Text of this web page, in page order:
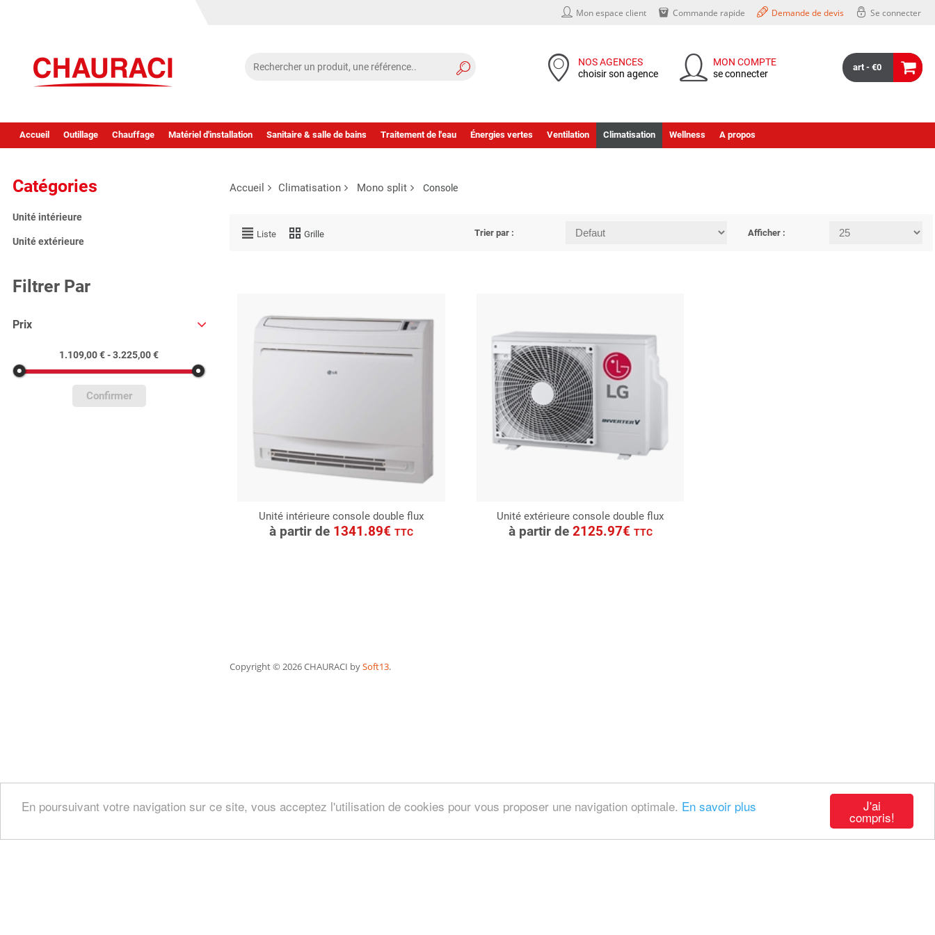
J'ai
compris!
En poursuivant votre navigation sur ce site, vous acceptez l'utilisation de cookies pour vous proposer une navigation optimale. En savoir plus
Mon espace client Commande rapide Demande de devis Se connecter
NOS AGENCES
choisir son agence
MON COMPTE
se connecter
art - €0
Accueil Outillage Chauffage Matériel d'installation Sanitaire & salle de bains Traitement de l'eau Énergies vertes Ventilation Climatisation Wellness A propos
Catégories
Unité intérieure
Unité extérieure
Filtrer Par
Prix
1.109,00 € - 3.225,00 €
Confirmer
Accueil Climatisation Mono split Console
Liste Grille Trier par : Afficher :
Unité intérieure console double flux
à partir de 1341.89€ TTC
CONSULTER
Demande de devis
Unité extérieure console double flux
à partir de 2125.97€ TTC
CONSULTER
Demande de devis
Copyright© 2026 CHAURACI bySoft13.